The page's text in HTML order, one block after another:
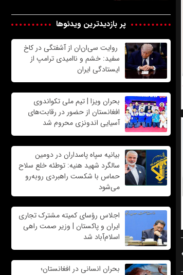
پر بازدیدترین ویدئوها
روایت سی‌ان‌ان از آشفتگی در کاخ
سفید: خشم و ناامیدی ترامپ از
ایستادگی ایران
بحران ویزا | تیم ملی تکواندوی
افغانستان از حضور در رقابت‌های
آسیایی اندونزی محروم شد
بیانیه سپاه پاسداران در دومین
سالگرد شهید هنیه: توطئه خلع سلاح
حماس با شکست راهبردی روبه‌رو
می‌شود
اجلاس رؤسای کمیته مشترک تجاری
ایران و پاکستان | وزیر صمت راهی
اسلام‌آباد شد
بحران انسانی در افغانستان؛